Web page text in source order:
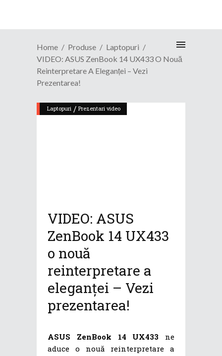
Home Produse
Laptopuri
VIDEO: ASUS ZenBook 14 UX433 O Nouă
Reinterpretare A Eleganței – Vezi
Prezentarea!
Laptopuri / Prezentari video
VIDEO: ASUS
ZenBook 14 UX433
o nouă
reinterpretare a
eleganței – Vezi
prezentarea!
ASUS ZenBook 14 UX433 ne
aduce o nouă reinterpretare a